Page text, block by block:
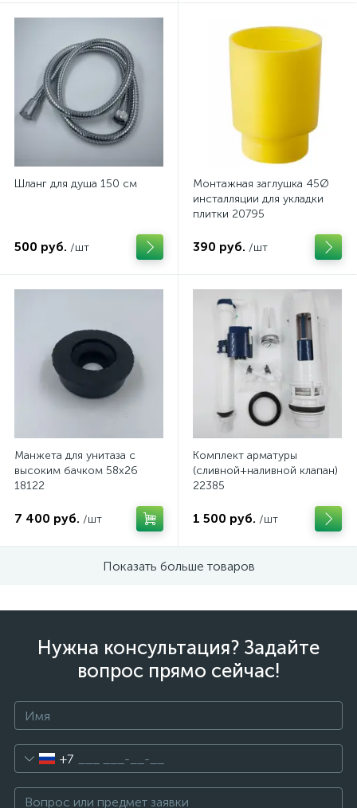
Шланг для душа 150 см
500 руб. /шт
Монтажная заглушка 45Ø
инсталляции для укладки
плитки 20795
390 руб. /шт
Манжета для унитаза с
высоким бачком 58x26
18122
7 400 руб. /шт
Комплект арматуры
(сливной+наливной клапан)
22385
1 500 руб. /шт
Показать больше товаров
Нужна консультация? Задайте
вопрос прямо сейчас!
+7